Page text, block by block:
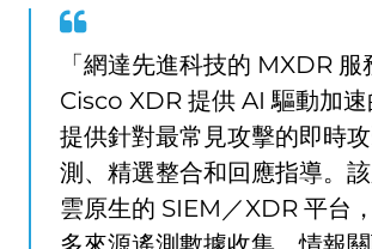
「網達先進科技的 MXDR 服
Cisco XDR 提供 AI 驅動加速
提供針對最常見攻擊的即時
測、精選整合和回應指導。
雲原生的 SIEM／XDR 平台